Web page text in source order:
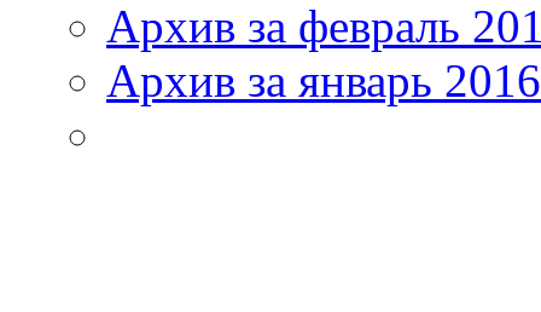
Архив за февраль
Архив за январь 2016